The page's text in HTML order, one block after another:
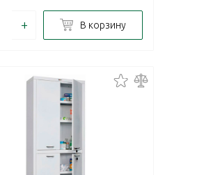
+ В корзину